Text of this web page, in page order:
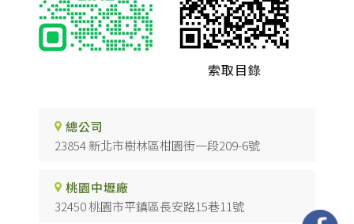
索取目錄
總公司
23854 新北市樹林區柑園街一段209-6號
桃園中壢廠
32450 桃園市平鎮區長安路15巷11號